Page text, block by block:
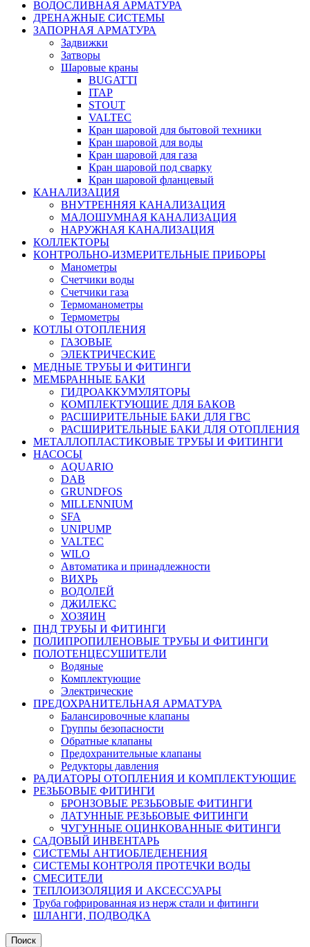
ВОДОСЛИВНАЯ АРМАТУРА
ДРЕНАЖНЫЕ СИСТЕМЫ
ЗАПОРНАЯ АРМАТУРА
Задвижки
Затворы
Шаровые краны
BUGATTI
ITAP
STOUT
VALTEC
Кран шаровой для бытовой техники
Кран шаровой для воды
Кран шаровой для газа
Кран шаровой под сварку
Кран шаровой фланцевый
КАНАЛИЗАЦИЯ
ВНУТРЕННЯЯ КАНАЛИЗАЦИЯ
МАЛОШУМНАЯ КАНАЛИЗАЦИЯ
НАРУЖНАЯ КАНАЛИЗАЦИЯ
КОЛЛЕКТОРЫ
КОНТРОЛЬНО-ИЗМЕРИТЕЛЬНЫЕ ПРИБОРЫ
Манометры
Счетчики воды
Счетчики газа
Термоманометры
Термометры
КОТЛЫ ОТОПЛЕНИЯ
ГАЗОВЫЕ
ЭЛЕКТРИЧЕСКИЕ
МЕДНЫЕ ТРУБЫ И ФИТИНГИ
МЕМБРАННЫЕ БАКИ
ГИДРОАККУМУЛЯТОРЫ
КОМПЛЕКТУЮЩИЕ ДЛЯ БАКОВ
РАСШИРИТЕЛЬНЫЕ БАКИ ДЛЯ ГВС
РАСШИРИТЕЛЬНЫЕ БАКИ ДЛЯ ОТОПЛЕНИЯ
МЕТАЛЛОПЛАСТИКОВЫЕ ТРУБЫ И ФИТИНГИ
НАСОСЫ
AQUARIO
DAB
GRUNDFOS
MILLENNIUM
SFA
UNIPUMP
VALTEC
WILO
Автоматика и принадлежности
ВИХРЬ
ВОДОЛЕЙ
ДЖИЛЕКС
ХОЗЯИН
ПНД ТРУБЫ И ФИТИНГИ
ПОЛИПРОПИЛЕНОВЫЕ ТРУБЫ И ФИТИНГИ
ПОЛОТЕНЦЕСУШИТЕЛИ
Водяные
Комплектующие
Электрические
ПРЕДОХРАНИТЕЛЬНАЯ АРМАТУРА
Балансировочные клапаны
Группы безопасности
Обратные клапаны
Предохранительные клапаны
Редукторы давления
РАДИАТОРЫ ОТОПЛЕНИЯ И КОМПЛЕКТУЮЩИЕ
РЕЗЬБОВЫЕ ФИТИНГИ
БРОНЗОВЫЕ РЕЗЬБОВЫЕ ФИТИНГИ
ЛАТУННЫЕ РЕЗЬБОВЫЕ ФИТИНГИ
ЧУГУННЫЕ ОЦИНКОВАННЫЕ ФИТИНГИ
САДОВЫЙ ИНВЕНТАРЬ
СИСТЕМЫ АНТИОБЛЕДЕНЕНИЯ
СИСТЕМЫ КОНТРОЛЯ ПРОТЕЧКИ ВОДЫ
СМЕСИТЕЛИ
ТЕПЛОИЗОЛЯЦИЯ И АКСЕССУАРЫ
Труба гофрированная из нерж стали и фитинги
ШЛАНГИ, ПОДВОДКА
Поиск